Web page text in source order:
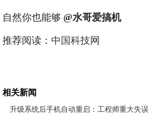
自然你也能够 @水哥爱搞机
推荐阅读： 中国科技网
相关新闻
升级系统后手机自动重启：工程师重大失误